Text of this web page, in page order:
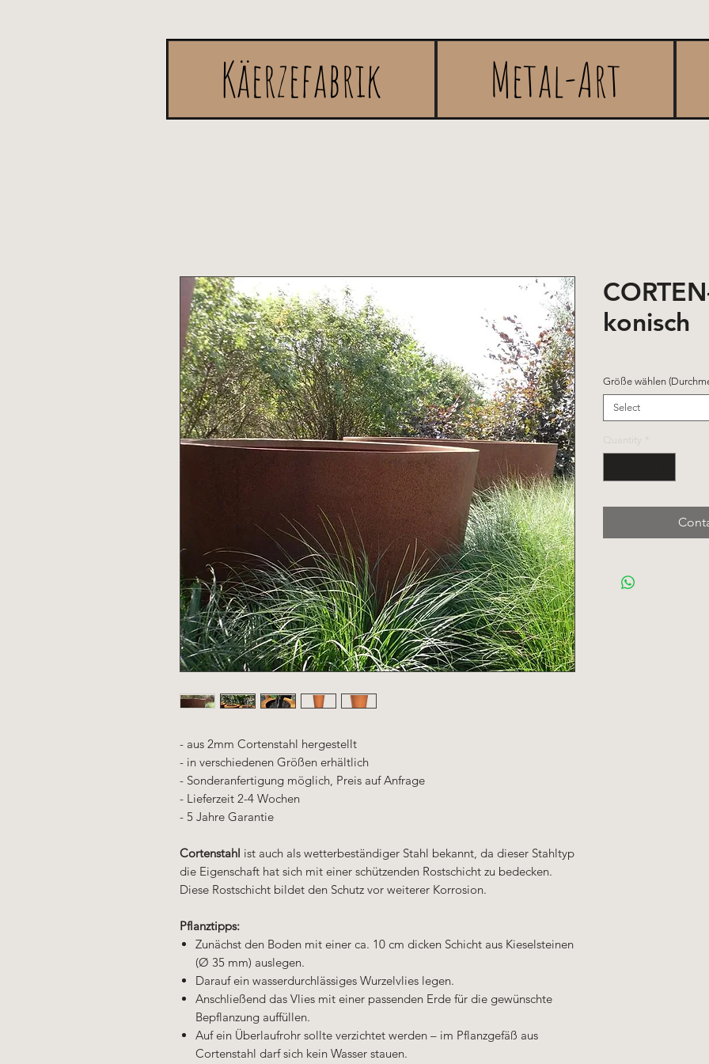
Käerzefabrik Metal-Art
- aus 2mm Cortenstahl hergestellt
- in verschiedenen Größen erhältlich
- Sonderanfertigung möglich, Preis auf Anfrage
- Lieferzeit 2-4 Wochen
- 5 Jahre Garantie
Cortenstahl ist auch als wetterbeständiger Stahl bekannt, da dieser Stahltyp
die Eigenschaft hat sich mit einer schützenden Rostschicht zu bedecken.
Diese Rostschicht bildet den Schutz vor weiterer Korrosion.
Pflanztipps:
Zunächst den Boden mit einer ca. 10 cm dicken Schicht aus Kieselsteinen
(Ø 35 mm) auslegen.
Darauf ein wasserdurchlässiges Wurzelvlies legen.
Anschließend das Vlies mit einer passenden Erde für die gewünschte
Bepflanzung auffüllen.
Auf ein Überlaufrohr sollte verzichtet werden – im Pflanzgefäß aus
Cortenstahl darf sich kein Wasser stauen.
konisch
Größe wählen
Select
Quantity